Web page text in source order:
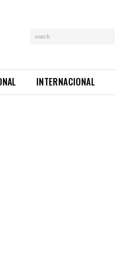
search
INTERNACIONAL